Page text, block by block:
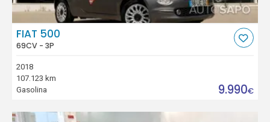
FIAT 500
69CV - 3P
2018
107.123 km
Gasolina
9.990€